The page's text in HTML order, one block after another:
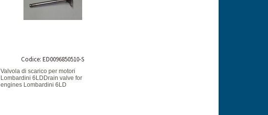
Codice: ED0096850510-S
Valvola di scarico per motori
Lombardini 6LDDrain valve for
engines Lombardini 6LD